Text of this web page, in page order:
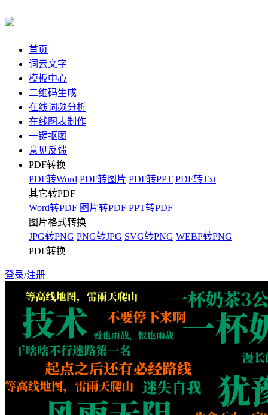
首页
词云文字
模板中心
二维码生成
在线词频分析
在线图表制作
一键抠图
意见反馈
PDF转换
PDF转Word PDF转图片 PDF转PPT PDF转Txt
其它转PDF
Word转PDF 图片转PDF PPT转PDF
图片格式转换
JPG转PNG PNG转JPG SVG转PNG WEBP转PNG
PDF转换
登录/注册